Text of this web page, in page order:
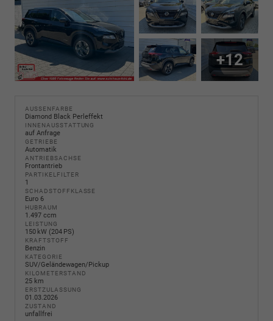
+12
AUSSENFARBE
Diamond Black Perleffekt
INNENAUSSTATTUNG
auf Anfrage
GETRIEBE
Automatik
ANTRIEBSACHSE
Frontantrieb
PARTIKELFILTER
1
SCHADSTOFFKLASSE
Euro 6
HUBRAUM
1.497 ccm
LEISTUNG
150 kW (204 PS)
KRAFTSTOFF
Benzin
KATEGORIE
SUV/Geländewagen/Pickup
KILOMETERSTAND
25 km
ERSTZULASSUNG
01.03.2026
ZUSTAND
unfallfrei